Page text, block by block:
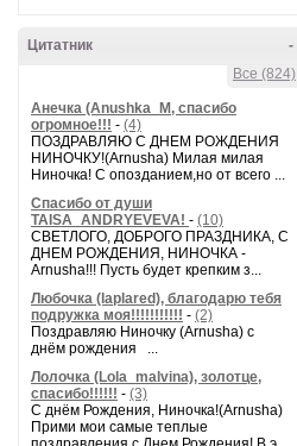
-
Цитатник
Все (824)
Анечка (Anushka_M, спасибо
огромное!!! - (4)
ПОЗДРАВЛЯЮ С ДНЕМ РОЖДЕНИЯ
НИНОЧКУ!(Arnusha) Милая милая
Ниночка! С опозданием,но от всего ...
Спасибо от души
TAISA_ANDRYEVEVA! - (10)
СВЕТЛОГО, ДОБРОГО ПРАЗДНИКА, С
ДНЕМ РОЖДЕНИЯ, НИНОЧКА -
Arnusha!!! Пусть будет крепким з...
Любочка (laplared), благодарю тебя
подружка моя!!!!!!!!!!! - (2)
Поздравляю Ниночку (Arnusha) с
днём рождения ...
Лолочка (Lola_malvina), золотце,
спасибо!!!!!! - (3)
С днём Рождения, Ниночка!(Аrnusha)
Прими мои самые теплые